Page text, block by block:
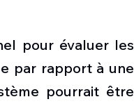
pour évaluer les
par rapport à une
pourrait être